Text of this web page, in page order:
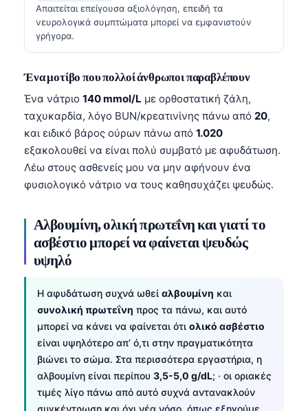
Απαιτείται επείγουσα αξιολόγηση, επειδή τα
νευρολογικά συμπτώματα μπορεί να εμφανιστούν
γρήγορα.
Ένα μοτίβο που πολλοί άνθρωποι παραβλέπουν
Ένα νάτριο 140 mmol/L με ορθοστατική ζάλη,
ταχυκαρδία, λόγο BUN/κρεατινίνης πάνω από 20,
και ειδικό βάρος ούρων πάνω από 1.020
εξακολουθεί να είναι πολύ συμβατό με αφυδάτωση.
Λέω στους ασθενείς μου να μην αφήνουν ένα
φυσιολογικό νάτριο να τους καθησυχάζει ψευδώς.
Αλβουμίνη, ολική πρωτεΐνη και γιατί το
ασβέστιο μπορεί να φαίνεται ψευδώς
υψηλό
Η αφυδάτωση συχνά ωθεί αλβουμίνη και
συνολική πρωτεΐνη προς τα πάνω, και αυτό
μπορεί να κάνει να φαίνεται ότι ολικό ασβέστιο
είναι υψηλότερο απ’ ό,τι στην πραγματικότητα
βιώνει το σώμα. Στα περισσότερα εργαστήρια, η
αλβουμίνη είναι περίπου 3,5-5,0 g/dL; · οι οριακές
τιμές λίγο πάνω από αυτό συχνά αντανακλούν
συγκέντρωση και όχι νέα νόσο, όπως εξηγούμε
Gàidhlig
Occitan
العربية المغربية
Afrikaans
Монгол
ພາສາລາວ
Basa Jawa
Cebuano
ئۇيغۇرچە
Татар теле
Беларуская мова
Esperanto
Frysk
Ślōnskŏ gŏdka